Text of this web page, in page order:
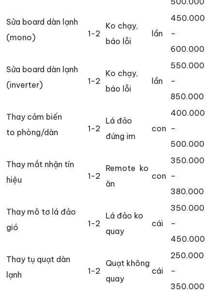
Sửa board dàn lạnh
(mono)
1-2
Ko chạy,
báo lỗi
lần
450.000
–
600.000
Sửa board dàn lạnh
(inverter)
1-2
Ko chạy,
báo lỗi
lần
550.000
–
850.000
Thay cảm biến
to phòng/dàn
1-2
Lá đảo
đứng im
con
400.000
–
500.000
Thay mắt nhận tín
hiệu
1-2
Remote ko
ăn
con
350.000
–
380.000
Thay mô tơ lá đảo
gió
1-2
Lá đảo ko
quay
cái
350.000
–
450.000
Thay tụ quạt dàn
lạnh
1-2
Quạt không
quay
cái
250.000
–
350.000